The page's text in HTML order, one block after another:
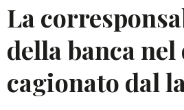
La
della banca nel
cagionato dal